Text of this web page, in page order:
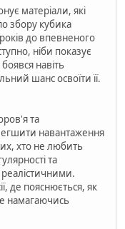
матеріали, які
збору кубика
до впевненого
ніби показує
навіть
шанс освоїти її.
та
навантаження
хто не любить
та
де пояснюється, як
намагаючись